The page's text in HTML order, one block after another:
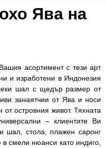
Ява на
асортимент с тези арт
и изработени в Индонезия
шал с щедър размер от
занаятчии от Ява и носи
островния живот. Тяхната
– клиентите Ви
шал, стола, плажен саронг
смели нюанси като индиго,